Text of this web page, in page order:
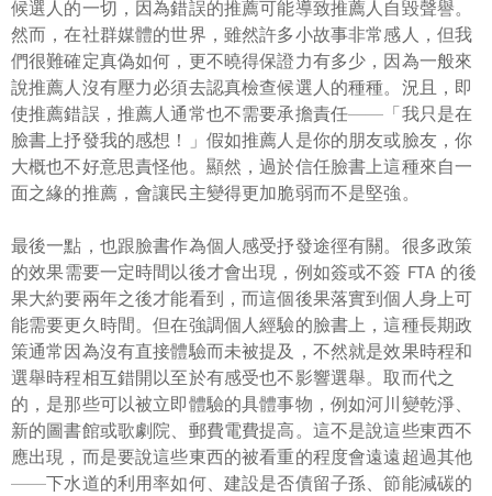
候選人的一切，因為錯誤的推薦可能導致推薦人自毀聲譽。
然而，在社群媒體的世界，雖然許多小故事非常感人，但我
們很難確定真偽如何，更不曉得保證力有多少，因為一般來
說推薦人 沒有壓力必須去認真檢查候選人的種種。況且，即
使推薦錯誤，推薦人通常也不需要承擔責任——「我只是在
臉書上抒發我的感想！」假如推薦人是你的朋友或臉友，你
大概也不好意思責怪他。顯然，過於信任臉書上這種來自一
面之緣的推薦，會讓民主變得更加脆弱而不是堅強。
最後一點，也跟臉書作為個人感受抒發途徑有關。很多政策
的效果需要一定時間以後才會出現，例如簽或不簽 FTA 的後
果大約要兩年之後才能看到，而這個後果落實到個人身上可
能需要更久時間。但在強調個人經驗的臉書上，這種長期政
策通常因為沒有直接體驗而未被提及，不然就是效果時程和
選舉時程相互錯開以至於有感受也不影響選舉。取而代之
的，是那些可以被立即體驗的具體事物，例如河川變乾淨、
新的圖書館或歌劇院、郵費電費提高。這不是說這些東西不
應出現，而是要說這些東西的被看重的程度會遠遠超過其他
——下水道的利用率如何、建設是否債留子孫、節能減碳的